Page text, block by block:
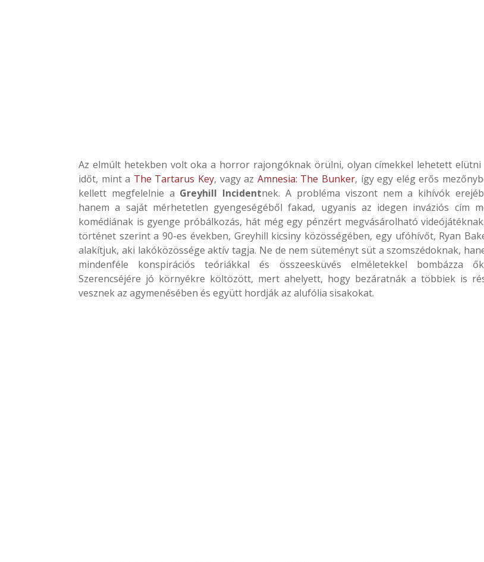
Az elmúlt hetekben volt oka a horror rajongóknak örülni, olyan címekkel lehetett elütni
időt, mint a The Tartarus Key, vagy az Amnesia: The Bunker, így egy elég erős
kellett megfelelnie a Greyhill Incidentnek. A probléma viszont nem a kihívók
hanem a saját mérhetetlen gyengeségéből fakad, ugyanis az idegen inváziós cím
komédiának is gyenge próbálkozás, hát még egy pénzért megvásárolható
történet szerint a 90-es években, Greyhill kicsiny közösségében, egy ufóhívőt, Ryan
alakítjuk, aki lakóközössége aktív tagja. Ne de nem süteményt süt a szomszédoknak,
mindenféle konspirációs teóriákkal és összeesküvés elméletekkel bombázza
Szerencséjére jó környékre költözött, mert ahelyett, hogy bezáratnák a többiek is
vesznek az agymenésében és együtt hordják az alufólia sisakokat.